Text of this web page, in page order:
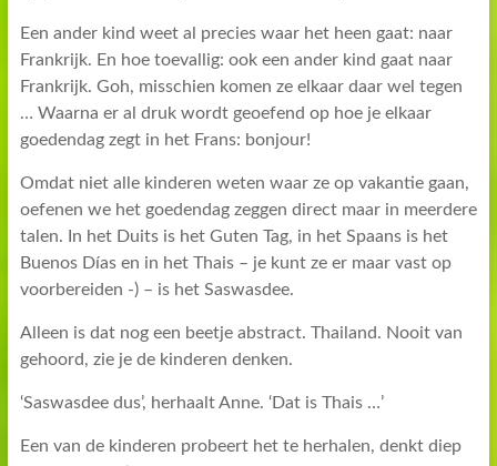
Een ander kind weet al precies waar het heen gaat: naar
Frankrijk. En hoe toevallig: ook een ander kind gaat naar
Frankrijk. Goh, misschien komen ze elkaar daar wel tegen
… Waarna er al druk wordt geoefend op hoe je elkaar
goedendag zegt in het Frans: bonjour!
Omdat niet alle kinderen weten waar ze op vakantie gaan,
oefenen we het goedendag zeggen direct maar in meerdere
talen. In het Duits is het Guten Tag, in het Spaans is het
Buenos Días en in het Thais – je kunt ze er maar vast op
voorbereiden -) – is het Saswasdee.
Alleen is dat nog een beetje abstract. Thailand. Nooit van
gehoord, zie je de kinderen denken.
‘Saswasdee dus’, herhaalt Anne. ‘Dat is Thais …’
Een van de kinderen probeert het te herhalen, denkt diep